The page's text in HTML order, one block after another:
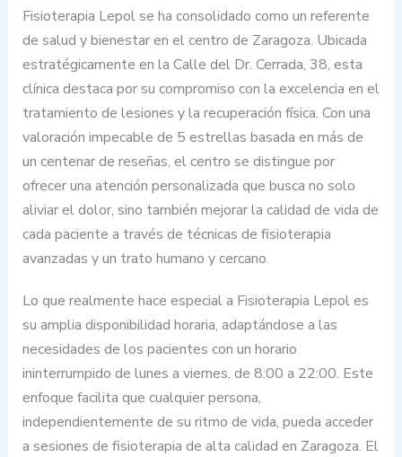
Fisioterapia Lepol se ha consolidado como un referente
de salud y bienestar en el centro de Zaragoza. Ubicada
estratégicamente en la Calle del Dr. Cerrada, 38, esta
clínica destaca por su compromiso con la excelencia en el
tratamiento de lesiones y la recuperación física. Con una
valoración impecable de 5 estrellas basada en más de
un centenar de reseñas, el centro se distingue por
ofrecer una atención personalizada que busca no solo
aliviar el dolor, sino también mejorar la calidad de vida de
cada paciente a través de técnicas de fisioterapia
avanzadas y un trato humano y cercano.
Lo que realmente hace especial a Fisioterapia Lepol es
su amplia disponibilidad horaria, adaptándose a las
necesidades de los pacientes con un horario
ininterrumpido de lunes a viernes, de 8:00 a 22:00. Este
enfoque facilita que cualquier persona,
independientemente de su ritmo de vida, pueda acceder
a sesiones de fisioterapia de alta calidad en Zaragoza. El